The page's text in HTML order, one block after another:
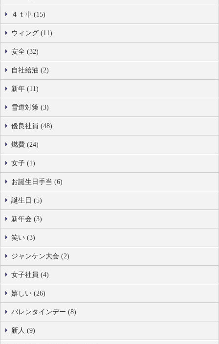
４ｔ車 (15)
ウィング (11)
安全 (32)
自社給油 (2)
新年 (11)
雪道対策 (3)
優良社員 (48)
燃費 (24)
女子 (1)
お誕生日手当 (6)
誕生日 (5)
新年会 (3)
笑い (3)
ジャンケン大会 (2)
女子社員 (4)
嬉しい (26)
バレンタインデー (8)
新人 (9)